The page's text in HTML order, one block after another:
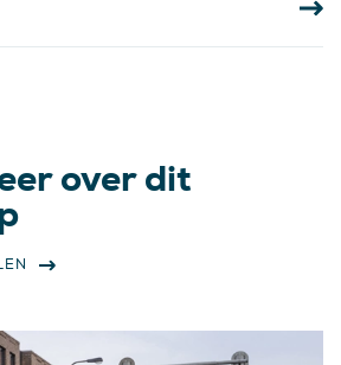
over dit